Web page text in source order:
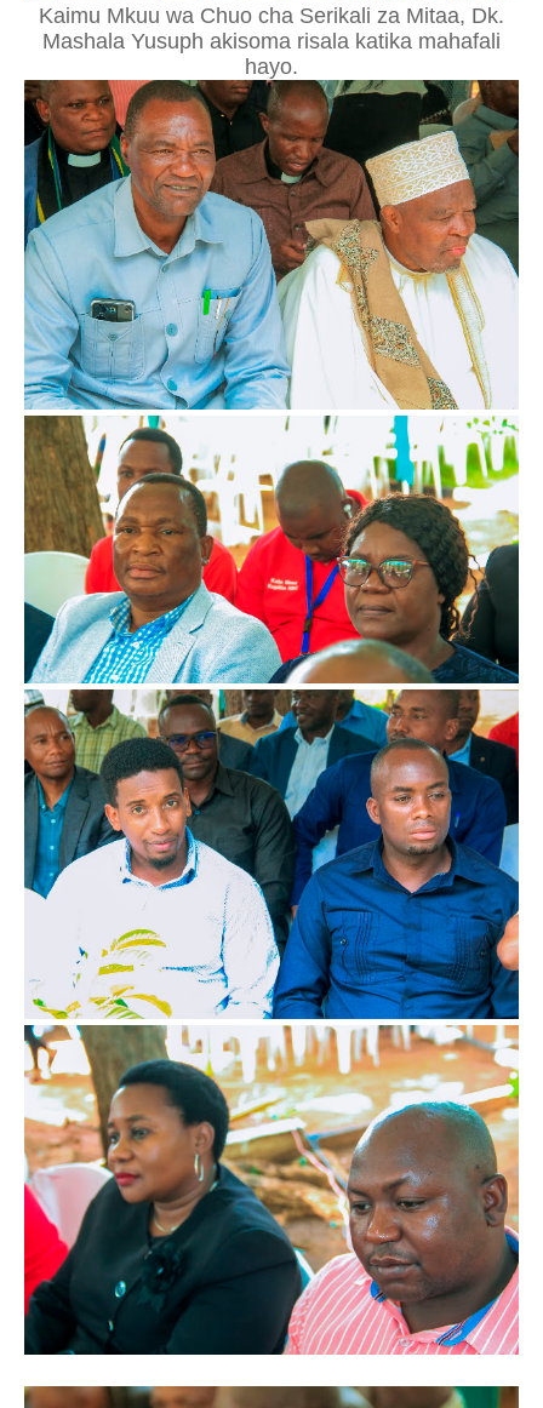
Kaimu Mkuu wa Chuo cha Serikali za Mitaa, Dk.
Mashala Yusuph akisoma risala katika mahafali
hayo.